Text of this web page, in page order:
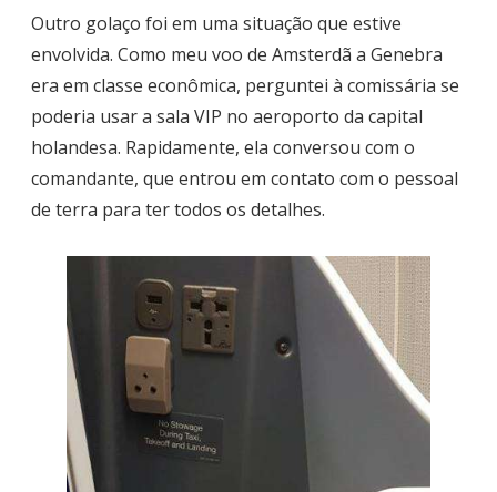
Outro golaço foi em uma situação que estive
envolvida. Como meu voo de Amsterdã a Genebra
era em classe econômica, perguntei à comissária se
poderia usar a sala VIP no aeroporto da capital
holandesa. Rapidamente, ela conversou com o
comandante, que entrou em contato com o pessoal
de terra para ter todos os detalhes.